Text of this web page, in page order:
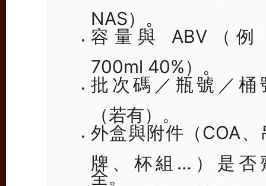
NAS）。
容量與 ABV（例
700ml 40%）。
批次碼／瓶號／桶
（若有）。
外盒與附件（COA、
牌、杯組…）是否
全。